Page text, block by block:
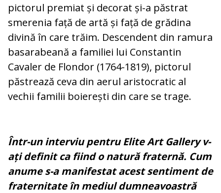
pictorul premiat și decorat și-a păstrat
smerenia față de artă și față de grădina
divină în care trăim. Descendent din ramura
basarabeană a familiei lui Constantin
Cavaler de Flondor (1764-1819), pictorul
păstrează ceva din aerul aristocratic al
vechii familii boierești din care se trage.
Într-un interviu pentru Elite Art Gallery v-
ați definit ca fiind o natură fraternă. Cum
anume s-a manifestat acest sentiment de
fraternitate în mediul dumneavoastră